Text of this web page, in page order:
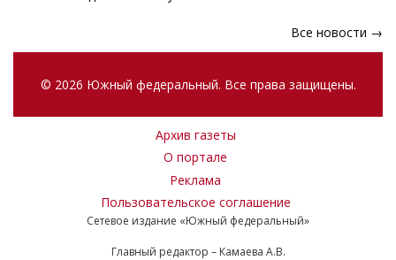
Все новости →
© 2026 Южный федеральный. Все права защищены.
Архив газеты
О портале
Реклама
Пользовательское соглашение
Сетевое издание «Южный федеральный»
Главный редактор – Камаева А.В.